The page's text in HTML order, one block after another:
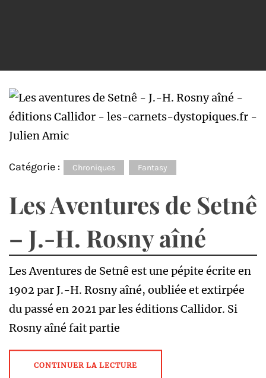
Catégorie : Chroniques Fantasy
Les Aventures de Setnê
– J.-H. Rosny aîné
Les Aventures de Setnê est une pépite écrite en
1902 par J.-H. Rosny aîné, oubliée et extirpée
du passé en 2021 par les éditions Callidor. Si
Rosny aîné fait partie
CONTINUER LA LECTURE